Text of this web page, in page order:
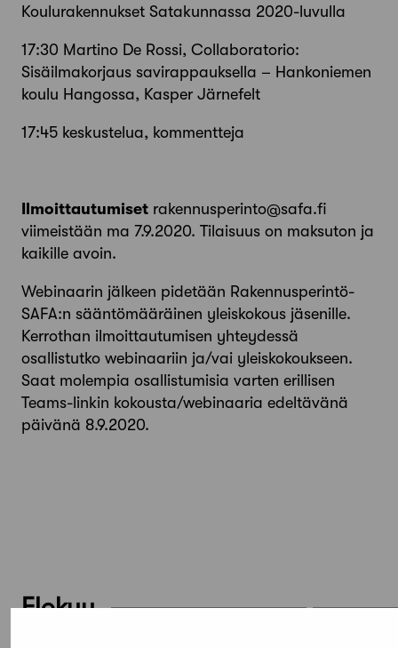
Koulurakennukset Satakunnassa 2020-luvulla
17:30 Martino De Rossi, Collaboratorio:
Sisäilmakorjaus savirappauksella – Hankoniemen
koulu Hangossa, Kasper Järnefelt
17:45 keskustelua, kommentteja
Ilmoittautumiset rakennusperinto@safa.fi
viimeistään ma 7.9.2020. Tilaisuus on maksuton ja
kaikille avoin.
Webinaarin jälkeen pidetään Rakennusperintö-
SAFA:n sääntömääräinen yleiskokous jäsenille.
Kerrothan ilmoittautumisen yhteydessä
osallistutko webinaariin ja/vai yleiskokoukseen.
Saat molempia osallistumisia varten erillisen
Teams-linkin kokousta/webinaaria edeltävänä
päivänä 8.9.2020.
Elokuu,